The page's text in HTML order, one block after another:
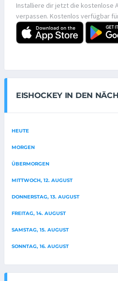
Installiere dir jetzt die kostenlose
verpassen. Kostenlos verfügbar
EISHOCKEY IN DEN
HEUTE
MORGEN
ÜBERMORGEN
MITTWOCH, 12. AUGUST
DONNERSTAG, 13. AUGUST
FREITAG, 14. AUGUST
SAMSTAG, 15. AUGUST
SONNTAG, 16. AUGUST